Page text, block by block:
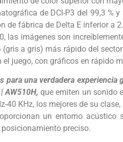
de DCI-P3 del 99,3 %
de fábrica de Delta E inferior a
las imágenes son
(gris a gris) más rápido del
juego, con gráficos en rápido
para una verdadera experiencia
AW510H, que emiten un sonido
40 KHz, los mejores de su
un entorno
preciso.